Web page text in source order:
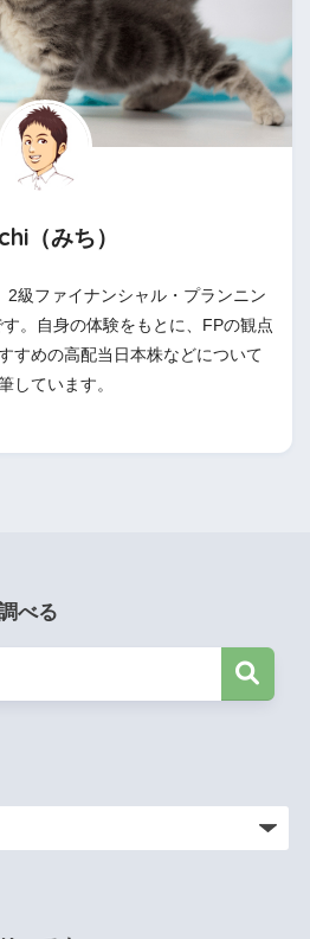
（みち）
級ファイナンシャル・プランニン
。自身の体験をもとに、FPの観点
すめの高配当日本株などについて
しています。
べる